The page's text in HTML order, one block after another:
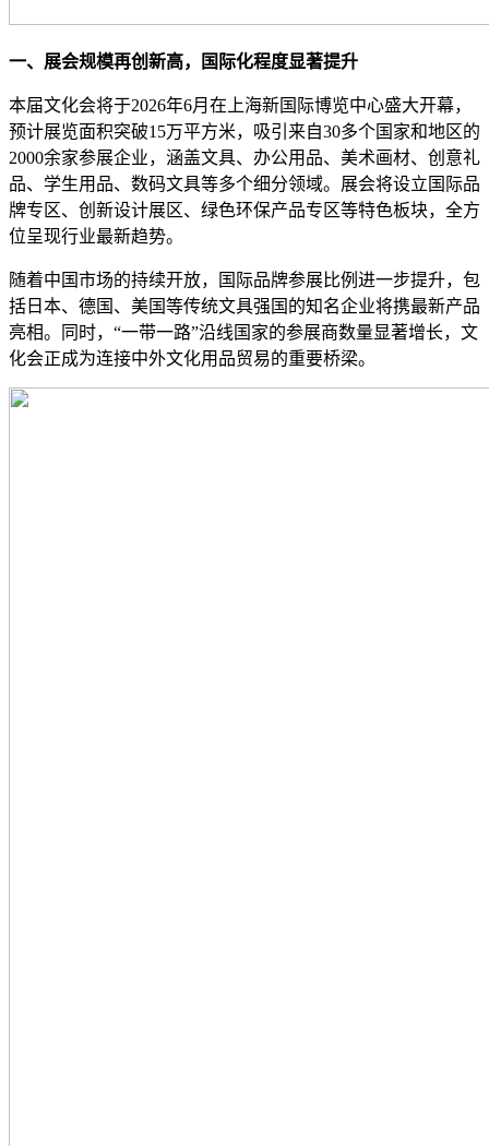
一、展会规模再创新高，国际化程度显著提升
本届文化会将于2026年6月在上海新国际博览中心盛大开幕，
预计展览面积突破15万平方米，吸引来自30多个国家和地区的
2000余家参展企业，涵盖文具、办公用品、美术画材、创意礼
品、学生用品、数码文具等多个细分领域。展会将设立国际品
牌专区、创新设计展区、绿色环保产品专区等特色板块，全方
位呈现行业最新趋势。
随着中国市场的持续开放，国际品牌参展比例进一步提升，包
括日本、德国、美国等传统文具强国的知名企业将携最新产品
亮相。同时，“一带一路”沿线国家的参展商数量显著增长，文
化会正成为连接中外文化用品贸易的重要桥梁。